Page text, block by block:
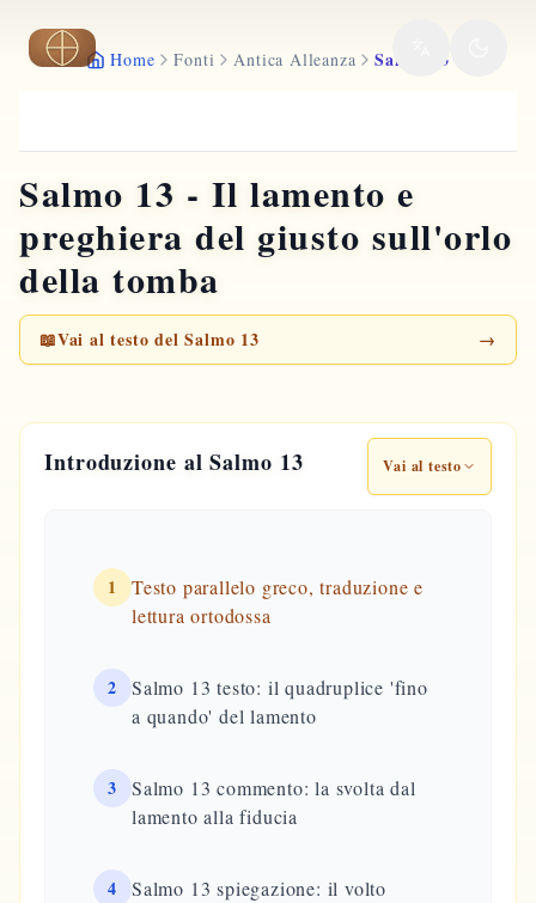
Vai al contenuto principale
Home Fonti Antica Alleanza Salmo 13
Salmo 13 - Il lamento e
preghiera del giusto sull'orlo
della tomba
📖Vai al testo del Salmo 13 →
Introduzione al Salmo 13 Vai al testo
1
Testo parallelo greco, traduzione e
lettura ortodossa
2
Salmo 13 testo: il quadruplice 'fino
a quando' del lamento
3
Salmo 13 commento: la svolta dal
lamento alla fiducia
4
Salmo 13 spiegazione: il volto